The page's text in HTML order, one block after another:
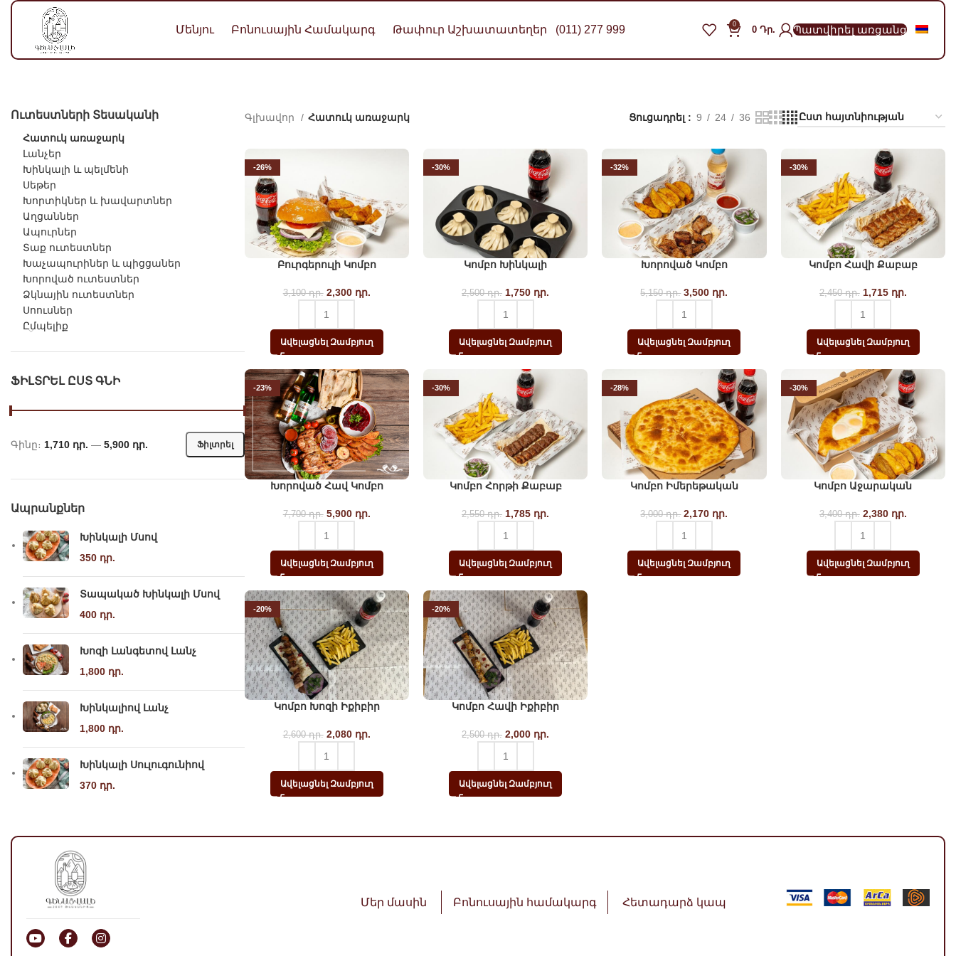
Մենյու Բոնուսային Համակարգ Թափուր Աշխատատեղեր (011) 277 999 0
0 Դր. Պատվիրել առցանց
Ուտեստների Տեսականի
Հատուկ առաջարկ
Լանչեր
Խինկալի և պելմենի
Սեթեր
Խորտիկներ և խավարտներ
Աղցաններ
Ապուրներ
Տաք ուտեստներ
Խաչապուրիներ և պիցցաներ
Խորոված ուտեստներ
Ձկնային ուտեստներ
Սոուսներ
Ըմպելիք
ՖԻԼՏՐԵԼ ԸՍՏ ԳՆԻ
Մին․ գինը
Մաքս․ գինը Ֆիլտրել
Գինը։ 1,710 դր. — 5,900 դր.
Ապրանքներ
Խինկալի Մսով
350 դր.
Տապակած Խինկալի Մսով
400 դր.
Խոզի Լանգետով Լանչ
1,800 դր.
Խինկալիով Լանչ
1,800 դր.
Խինկալի Սուլուգունիով
370 դր.
Գլխավոր Հատուկ առաջարկ Ցուցադրել 9 24 36
-26%
Բուրգերուլի Կոմբո
3,100դր.
Original price
2,300դր.
դր..
Ավելացնել Զամբյուղ
-30%
Կոմբո Խինկալի
2,500դր.
Original price
1,750 դր.
դր..
Ավելացնել Զամբյուղ
-32%
Խորոված Կոմբո
5,150դր.
Original price
3,500 դր.
դր..
Ավելացնել Զամբյուղ
-30%
Կոմբո Հավի Քաբաբ
2,450դր.
Original price
1,715դր.
դր..
Ավելացնել Զամբյուղ
-23%
Խորոված Հավ Կոմբո
7,700դր.
Original price
5,900դր.
դր..
Ավելացնել Զամբյուղ
-30%
Կոմբո Հորթի Քաբաբ
2,550դր.
Original price
1,785 դր.
դր..
Ավելացնել Զամբյուղ
-28%
Կոմբո Իմերեթական
3,000դր.
Original price
2,170 դր.
դր..
Ավելացնել Զամբյուղ
-30%
Կոմբո Աջարական
3,400դր.
Original price
2,380դր.
դր..
Ավելացնել Զամբյուղ
-20%
Կոմբո Խոզի Իքիբիր
2,600դր.
Original price
2,080դր.
դր..
Ավելացնել Զամբյուղ
-20%
Կոմբո Հավի Իքիբիր
2,500դր.
Original price
2,000 դր.
դր..
Ավելացնել Զամբյուղ
Մեր մասին Բոնուսային համակարգ Հետադարձ կապ